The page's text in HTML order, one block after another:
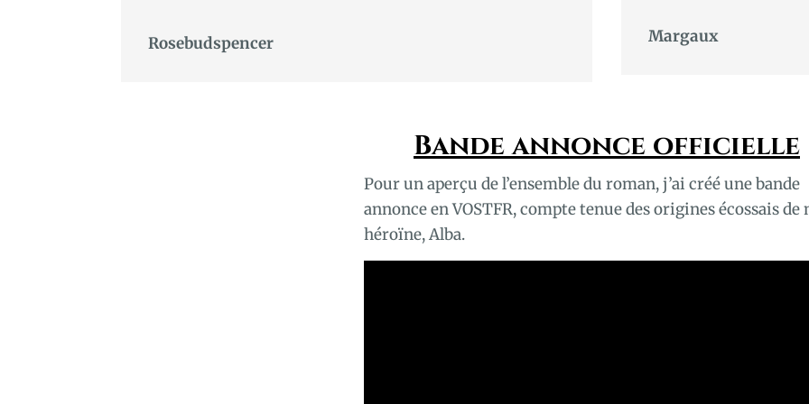
Rosebudspencer Margaux
Bande annonce officielle
Pour un aperçu de l’ensemble du roman, j’ai créé une bande
annonce en VOSTFR, compte tenue des origines écossais de
héroïne, Alba.